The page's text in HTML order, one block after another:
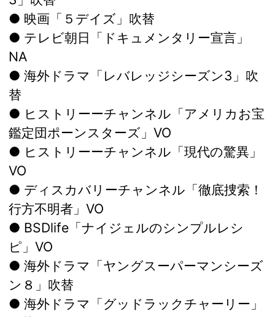
● 映画「５デイズ」吹替
● テレビ朝日「ドキュメンタリー宣言」
NA
● 海外ドラマ「レバレッジシーズン3」吹
替
● ヒストリーーチャンネル「アメリカお宝
鑑定団ポーンスターズ」VO
● ヒストリーーチャンネル「現代の驚異」
VO
● ディスカバリーチャンネル「徹底捜索！
行方不明者」VO
● BSDlife「ナイジェルのシンプルレシ
ピ」VO
● 海外ドラマ「ヤングスーパーマンシーズ
ン８」吹替
● 海外ドラマ「グッドラックチャーリー」